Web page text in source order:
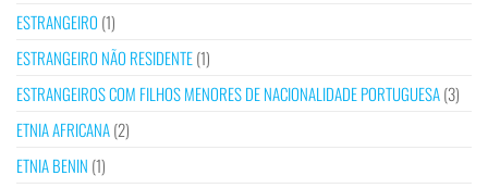
ESTRANGEIRO (1)
ESTRANGEIRO NÃO RESIDENTE(1)
ESTRANGEIROS COM FILHOS MENORES DE NACIONALIDADE PORTUGUESA(3)
ETNIA AFRICANA(2)
ETNIA BENIN (1)